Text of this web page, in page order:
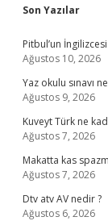
Son Yazılar
Pitbul’un
Ağustos 10, 2026
Yaz okulu sınavı
Ağustos 9, 2026
Kuveyt Türk ne
Ağustos 7, 2026
Makatta kas
Ağustos 7, 2026
Dtv atv AV nedir ?
Ağustos 6, 2026